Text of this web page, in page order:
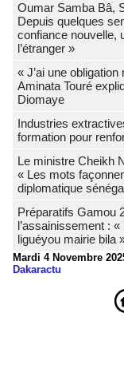
Oumar Samba Bâ,
Depuis quelques
confiance nouvelle,
l’étranger »
« J’ai une
Aminata Touré
Diomaye
Industries
formation pour
Le ministre Cheikh
« Les mots
diplomatique
Préparatifs Gamou
l’assainissement :
liguéyou mairie bila
Mardi 4 Novembre
Dakaractu